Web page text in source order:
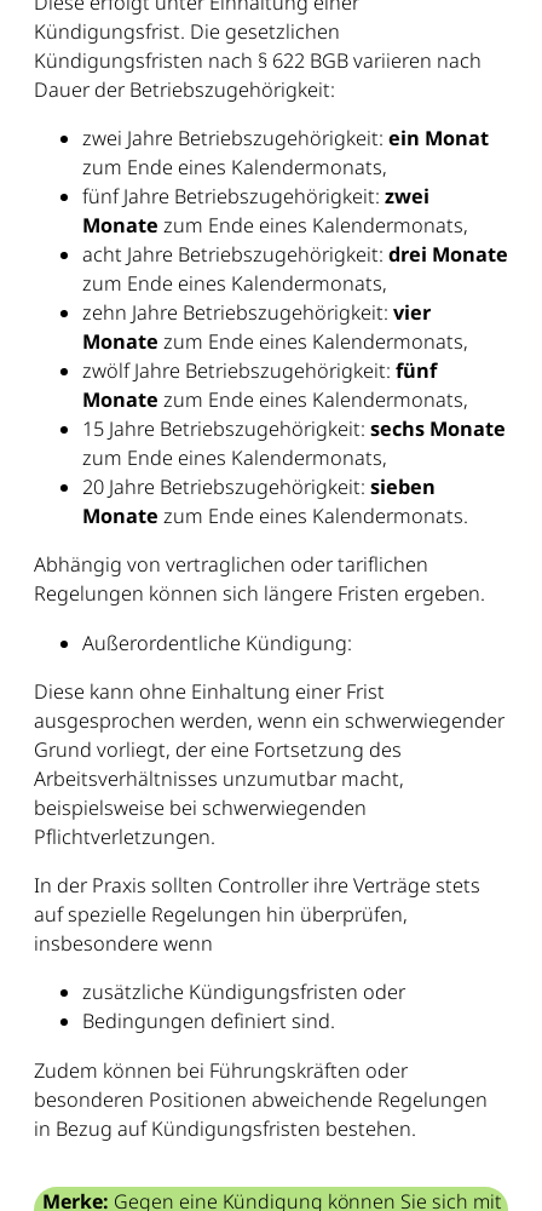
Kündigungsfrist. Die gesetzlichen
Kündigungsfristen nach § 622 BGB variieren nach
Dauer der Betriebszugehörigkeit:
zwei Jahre Betriebszugehörigkeit: ein Monat
zum Ende eines Kalendermonats,
fünf Jahre Betriebszugehörigkeit: zwei
Monate zum Ende eines Kalendermonats,
acht Jahre Betriebszugehörigkeit: drei Monate
zum Ende eines Kalendermonats,
zehn Jahre Betriebszugehörigkeit: vier
Monate zum Ende eines Kalendermonats,
zwölf Jahre Betriebszugehörigkeit: fünf
Monate zum Ende eines Kalendermonats,
15 Jahre Betriebszugehörigkeit: sechs Monate
zum Ende eines Kalendermonats,
20 Jahre Betriebszugehörigkeit: sieben
Monate zum Ende eines Kalendermonats.
Abhängig von vertraglichen oder tariflichen
Regelungen können sich längere Fristen ergeben.
Außerordentliche Kündigung:
Diese kann ohne Einhaltung einer Frist
ausgesprochen werden, wenn ein schwerwiegender
Grund vorliegt, der eine Fortsetzung des
Arbeitsverhältnisses unzumutbar macht,
beispielsweise bei schwerwiegenden
Pflichtverletzungen.
In der Praxis sollten Controller ihre Verträge stets
auf spezielle Regelungen hin überprüfen,
insbesondere wenn
zusätzliche Kündigungsfristen oder
Bedingungen definiert sind.
Zudem können bei Führungskräften oder
besonderen Positionen abweichende Regelungen
in Bezug auf Kündigungsfristen bestehen.
Merke: Gegen eine Kündigung können Sie sich mit